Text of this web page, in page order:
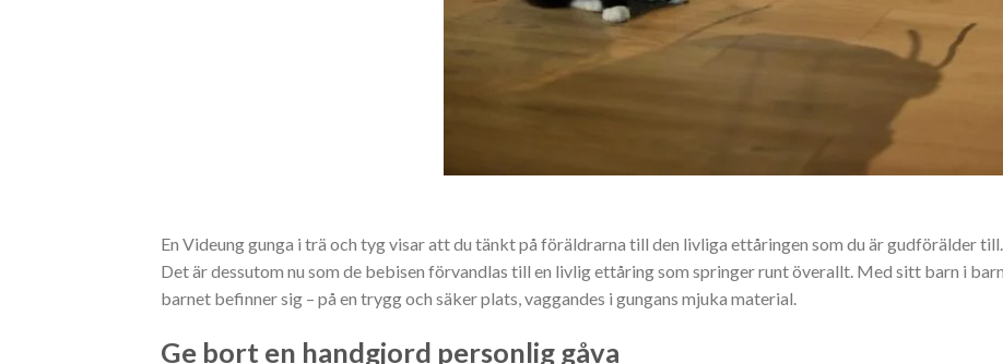
En Videung gunga i trä och tyg visar att du tänkt på föräldrarna till den livliga ettåringen som du är gudförälder
Det är dessutom nu som de bebisen förvandlas till en livlig ettåring som springer runt överallt. Med sitt barn i
barnet befinner sig – på en trygg och säker plats, vaggandes i gungans mjuka material.
Ge bort en handgjord personlig gåva